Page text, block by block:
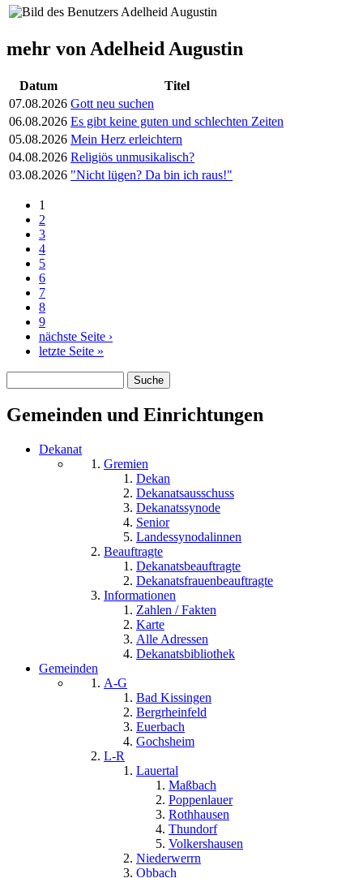
mehr von Adelheid Augustin
Datum
Titel
07.08.2026 Gott neu suchen
06.08.2026 Es gibt keine guten und schlechten Zeiten
05.08.2026 Mein Herz erleichtern
04.08.2026 Religiös unmusikalisch?
03.08.2026 "Nicht lügen? Da bin ich raus!"
Seiten
1
2
3
4
5
6
7
8
9
nächste Seite ›
letzte Seite »
Gemeinden und Einrichtungen
Dekanat
Gremien
Dekan
Dekanatsausschuss
Dekanatssynode
Senior
Landessynodalinnen
Beauftragte
Dekanatsbeauftragte
Dekanatsfrauenbeauftragte
Informationen
Zahlen / Fakten
Karte
Alle Adressen
Dekanatsbibliothek
Gemeinden
A-G
Bad Kissingen
Bergrheinfeld
Euerbach
Gochsheim
L-R
Lauertal
Maßbach
Poppenlauer
Rothhausen
Thundorf
Volkershausen
Niederwerrn
Obbach